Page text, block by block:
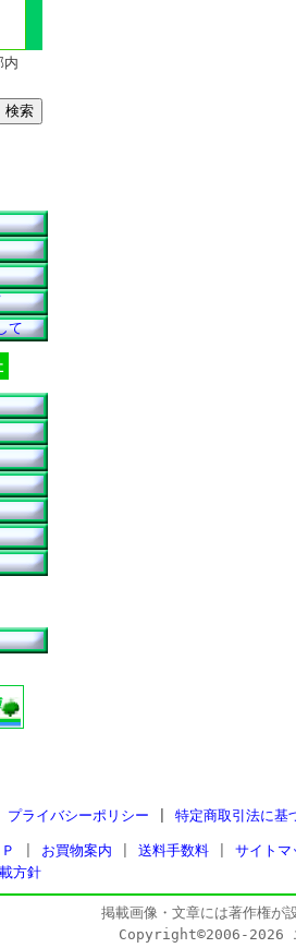
内
て
プライバシーポリシー 特定商取引法に基
お買物案内 送料手数料
サイトマ
方針
掲載画像・文章には著作権が
Copyright©2006-2026